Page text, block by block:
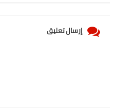
إرسال تعليق